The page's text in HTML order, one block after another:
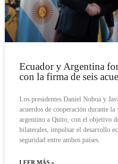
Ecuador y Argentina
con la firma de seis
Los presidentes Daniel Noboa y
acuerdos de cooperación durante
argentino a Quito, con el objetivo
bilaterales, impulsar el desarrollo
seguridad entre ambos países.
LEER MÁS »